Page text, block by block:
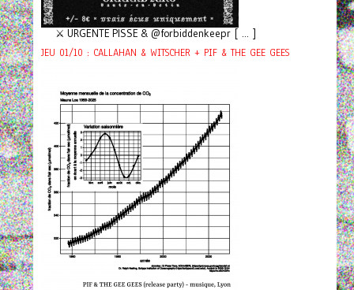
⚔️ URGENTE PISSE & @forbiddenkeepr [ ... ]
JEU 01/10 : CALLAHAN & WITSCHER + PIF & THE GEE GEES